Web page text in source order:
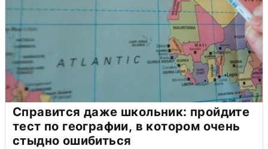
Справится даже школьник: пройдите
тест по географии, в котором очень
стыдно ошибиться